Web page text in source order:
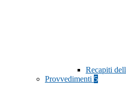
Recapiti
Provvedimenti 5